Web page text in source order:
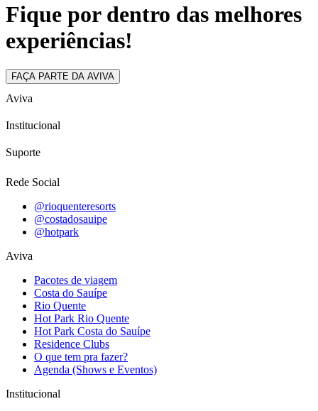
Fique por dentro das melhores
experiências!
FAÇA PARTE DA AVIVA
Aviva
Institucional
Suporte
Rede Social
@rioquenteresorts
@costadosauipe
@hotpark
Aviva
Pacotes de viagem
Costa do Sauípe
Rio Quente
Hot Park Rio Quente
Hot Park Costa do Sauípe
Residence Clubs
O que tem pra fazer?
Agenda (Shows e Eventos)
Institucional